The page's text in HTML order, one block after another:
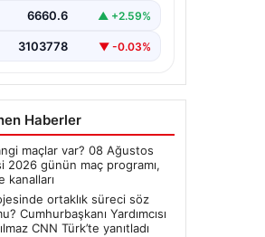
Yardımcısı Cevdet
6660.6 ▲ +2.59%
3103778 ▼ -0.03%
Haberler
maçlar var? 08 Ağustos
2026 günün maç programı,
kanalları
ortaklık süreci söz
Cumhurbaşkanı Yardımcısı
CNN Türk’te yanıtladı